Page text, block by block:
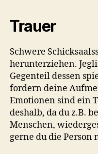
Trauer
Schwere
herunterziehen.
Gegenteil dessen
fordern deine
Emotionen sind ein
deshalb, da du z.B.
Menschen,
gerne du die Person